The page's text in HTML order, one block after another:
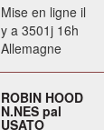
Mise en ligne il
y a 3501j 16h
Allemagne
ROBIN HOOD
N.NES pal
USATO